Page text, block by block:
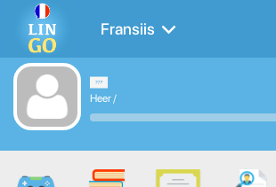
Fransiis
Heer/